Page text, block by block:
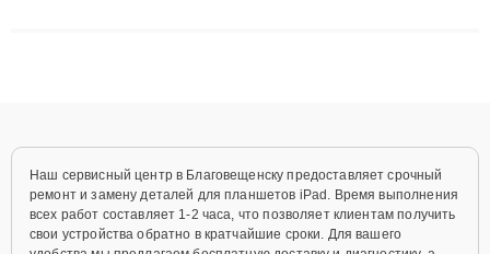
Наш сервисный центр в Благовещенску предоставляет срочный
ремонт и замену деталей для планшетов iPad. Время выполнения
всех работ составляет 1-2 часа, что позволяет клиентам получить
свои устройства обратно в кратчайшие сроки. Для вашего